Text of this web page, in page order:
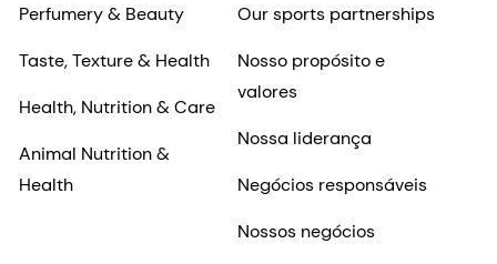
Perfumery & Beauty
Taste, Texture & Health
Health, Nutrition & Care
Animal Nutrition &
Health
Our sports partnerships
Nosso propósito e
valores
Nossa liderança
Negócios responsáveis
Nossos negócios